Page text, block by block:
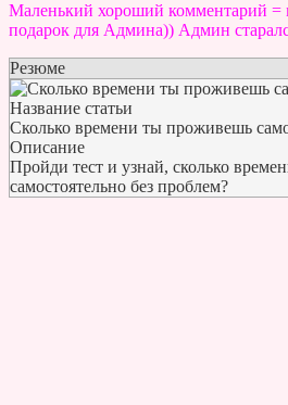
Маленький хороший комментарий =
подарок для Админа)) Админ
Резюме
Название статьи
Сколько времени ты проживешь
Описание
Пройди тест и узнай, сколько
самостоятельно без проблем?